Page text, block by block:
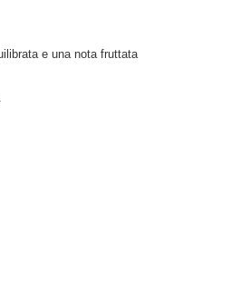
e una nota fruttata